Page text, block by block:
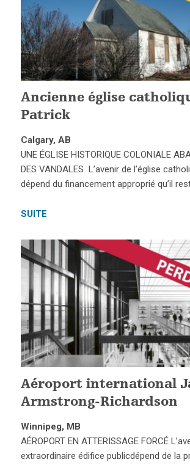
Ancienne église
Patrick
Calgary, AB
UNE ÉGLISE HISTORIQUE COLONIALE
DES VANDALES L’avenir de l’église
dépend du financement approprié qu’il
SUITE
Aéroport international
Armstrong-Richardson
Winnipeg, MB
AÉROPORT EN ATTERISSAGE FORCÉ
extraordinaire édifice publicdépend de la